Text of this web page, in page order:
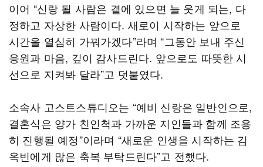
이어 “신랑 될 사람은 곁에 있으면 늘 웃게 되는, 다
정하고 자상한 사람이다. 새로이 시작하는 앞으로
시간을 열심히 가꿔가겠다”라며 “그동안 보내 주신
응원과 마음, 깊이 감사드린다. 앞으로도 따뜻한 시
선으로 지켜봐 달라”고 덧붙였다.
소속사 고스트스튜디오는 “예비 신랑은 일반인으로,
결혼식은 양가 친인척과 가까운 지인들과 함께 조용
히 진행될 예정”이라며 “새로운 인생을 시작하는 김
옥빈에게 많은 축복 부탁드린다”고 전했다.